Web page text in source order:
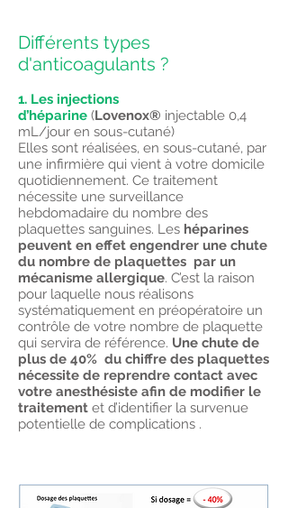
Différents types
d'anticoagulants ?
1. Les injections
d’héparine (Lovenox® injectable 0,4
mL/jour en sous-cutané)
Elles sont réalisées, en sous-cutané, par
une infirmière qui vient à votre domicile
quotidiennement. Ce traitement
nécessite une surveillance
hebdomadaire du nombre des
plaquettes sanguines. Les héparines
peuvent en effet engendrer une chute
du nombre de plaquettes par un
mécanisme allergique. C’est la raison
pour laquelle nous réalisons
systématiquement en préopératoire un
contrôle de votre nombre de plaquette
qui servira de référence. Une chute de
plus de 40% du chiffre des plaquettes
nécessite de reprendre contact avec
votre anesthésiste afin de modifier le
traitement et d’identifier la survenue
potentielle de complications .